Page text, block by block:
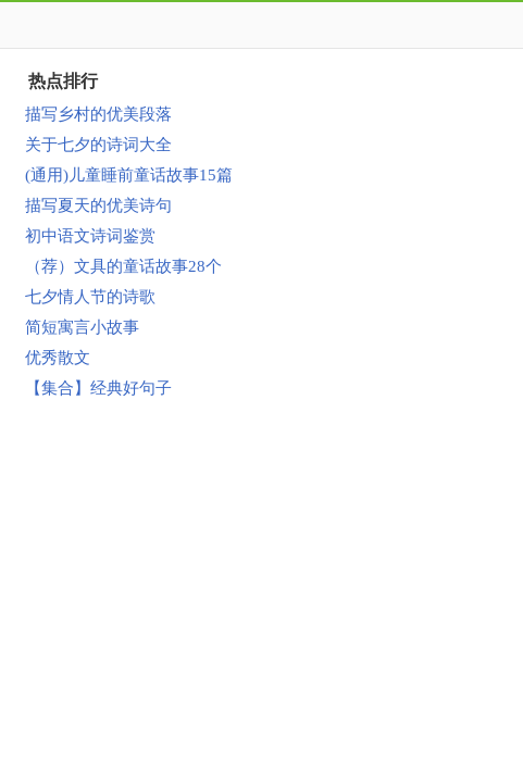
热点排行
描写乡村的优美段落
关于七夕的诗词大全
(通用)儿童睡前童话故事15篇
描写夏天的优美诗句
初中语文诗词鉴赏
（荐）文具的童话故事28个
七夕情人节的诗歌
简短寓言小故事
优秀散文
【集合】经典好句子